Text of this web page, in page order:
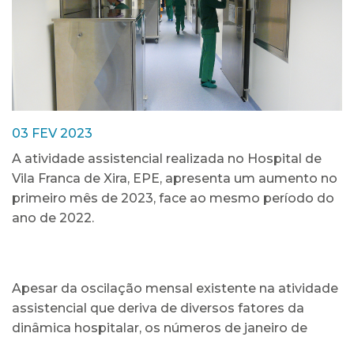
03 FEV 2023
A atividade assistencial realizada no Hospital de
Vila Franca de Xira, EPE, apresenta um aumento no
primeiro mês de 2023, face ao mesmo período do
ano de 2022.
Apesar da oscilação mensal existente na atividade
assistencial que deriva de diversos fatores da
dinâmica hospitalar, os números de janeiro de